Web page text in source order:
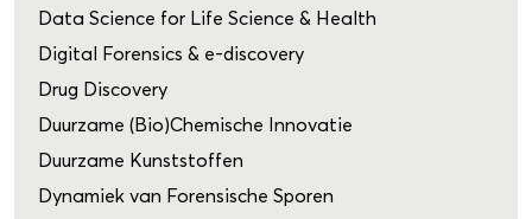
Data Science for Life Science & Health
Digital Forensics & e-discovery
Drug Discovery
Duurzame (Bio)Chemische Innovatie
Duurzame Kunststoffen
Dynamiek van Forensische Sporen